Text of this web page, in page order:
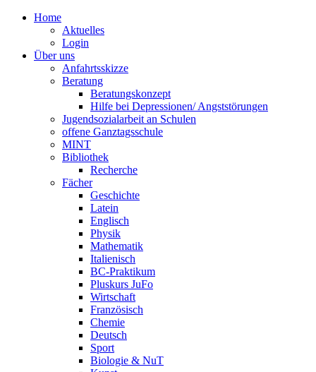
Home
Aktuelles
Login
Über uns
Anfahrtsskizze
Beratung
Beratungskonzept
Hilfe bei Depressionen/ Angststörungen
Jugendsozialarbeit an Schulen
offene Ganztagsschule
MINT
Bibliothek
Recherche
Fächer
Geschichte
Latein
Englisch
Physik
Mathematik
Italienisch
BC-Praktikum
Pluskurs JuFo
Wirtschaft
Französisch
Chemie
Deutsch
Sport
Biologie & NuT